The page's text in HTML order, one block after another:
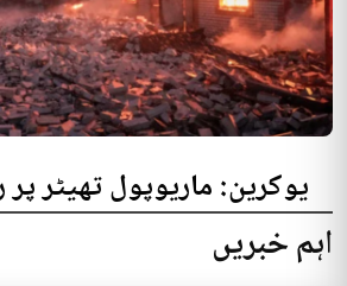
یوکرین: ماریوپول تھیٹر
300 افراد کی ہلاکت کا خدشہ
اہم خبریں